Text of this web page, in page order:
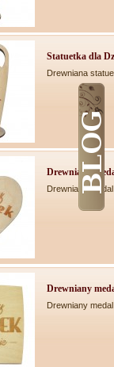
Statuetka dla
Drewniana
Drewniany
Drewniany medal
Drewniany
Drewniany medal